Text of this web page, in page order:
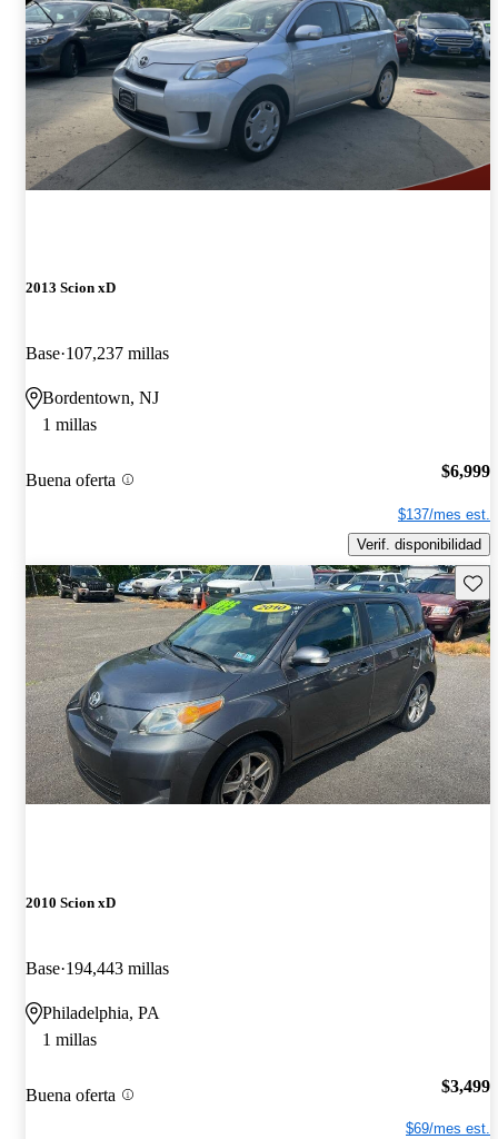
2013 Scion xD
Base 107,237 millas
Bordentown, NJ
1 millas
Buena oferta $6,999
$137/mes est.
Verif. disponibilidad
2010 Scion xD
Base 194,443 millas
Philadelphia, PA
1 millas
Buena oferta $3,499
$69/mes est.